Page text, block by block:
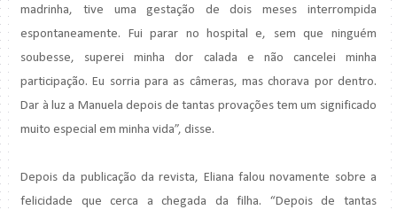
madrinha, tive uma gestação de dois meses interrompida
espontaneamente. Fui parar no hospital e, sem que ninguém
soubesse, superei minha dor calada e não cancelei minha
participação. Eu sorria para as câmeras, mas chorava por dentro.
Dar à luz a Manuela depois de tantas provações tem um significado
muito especial em minha vida”, disse.
Depois da publicação da revista, Eliana falou novamente sobre a
felicidade que cerca a chegada da filha. “Depois de tantas